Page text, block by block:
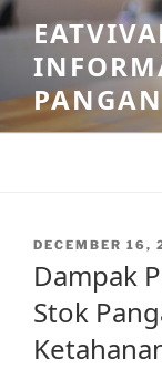
Skip
to
content
POSTED
DECEMBER 16,
Dampak
Stok